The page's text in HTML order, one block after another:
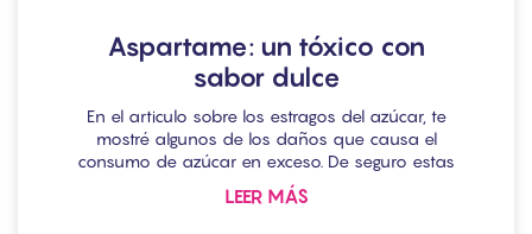
Aspartame: un tóxico con
sabor dulce
En el articulo sobre los estragos del azúcar, te
mostré algunos de los daños que causa el
consumo de azúcar en exceso. De seguro estas
LEER MÁS